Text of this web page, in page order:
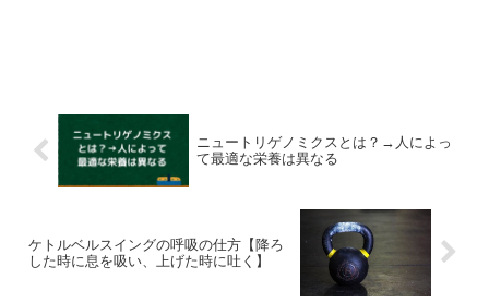
ニュートリゲノミクスとは？→人によっ
て最適な栄養は異なる
ケトルベルスイングの呼吸の仕方【降ろ
した時に息を吸い、上げた時に吐く】